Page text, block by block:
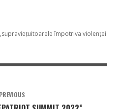
supraviețuitoarele împotriva violenței
PREVIOUS